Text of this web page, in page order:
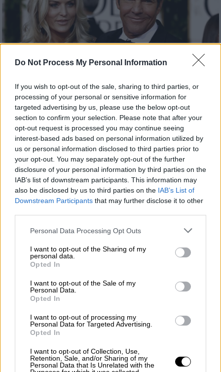
Do Not Process My Personal Information
If you wish to opt-out of the sale, sharing to third parties, or
processing of your personal or sensitive information for
targeted advertising by us, please use the below opt-out
section to confirm your selection. Please note that after your
opt-out request is processed you may continue seeing
interest-based ads based on personal information utilized by
us or personal information disclosed to third parties prior to
your opt-out. You may separately opt-out of the further
disclosure of your personal information by third parties on the
IAB’s list of downstream participants. This information may
also be disclosed by us to third parties on the IAB’s List of
Downstream Participants that may further disclose it to other
Please note that this website/app uses one or more Google
not limited to your visit or usage behaviour. You may click to
grant or deny consent to Google and its third-party tags to
use your data for below specified purposes in below Google
consent section.
Personal Data Processing Opt Outs
I want to opt-out of the Sharing of my
personal data.
Opted In
I want to opt-out of the Sale of my
Personal Data.
Opted In
I want to opt-out of processing my
Personal Data for Targeted Advertising.
Opted In
I want to opt-out of Collection, Use,
Retention, Sale, and/or Sharing of my
Personal Data that Is Unrelated with the
Lifestyle |05.11.2019 12:04
Ντένις Κουέιντ: Έτοιμος για τέταρτο
γάμο, με 26χρονη φοιτήτρια (pic)
Ο διάσημος ηθοποιός του Χόλιγουντ Ντένις
Κουέιντ έχει παντρευτεί τρεις φορές
ΑΛΛΑ #TAGS
ηθοποιός
θρησκεία
κοκαΐνη